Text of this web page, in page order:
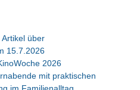
über
15.7.2026
2026
mit praktischen